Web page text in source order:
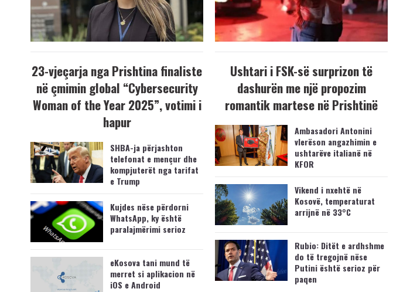
23-vjeçarja nga Prishtina finaliste
në çmimin global “Cybersecurity
Woman of the Year 2025”, votimi i
hapur
SHBA-ja përjashton
telefonat e mençur dhe
kompjuterët nga tarifat
e Trump
Kujdes nëse përdorni
WhatsApp, ky është
paralajmërimi serioz
eKosova tani mund të
merret si aplikacion në
iOS e Android
Ushtari i FSK-së surprizon të
dashurën me një propozim
romantik martese në Prishtinë
Ambasadori Antonini
vlerëson angazhimin e
ushtarëve italianë në
KFOR
Vikend i nxehtë në
Kosovë, temperaturat
arrijnë në 33°C
Rubio: Ditët e ardhshme
do të tregojnë nëse
Putini është serioz për
paqen